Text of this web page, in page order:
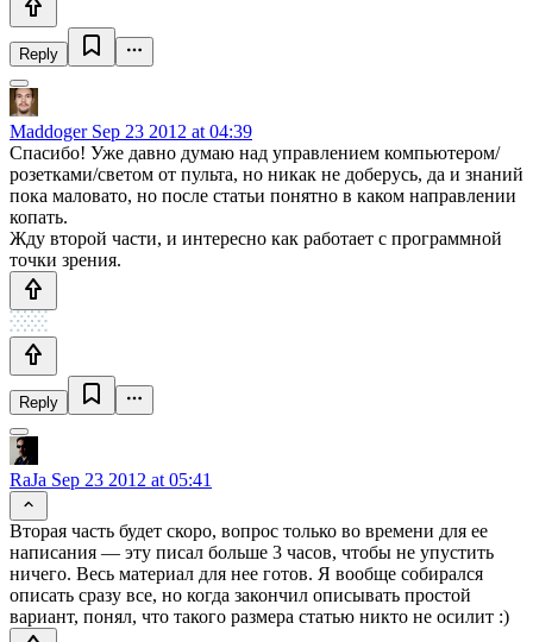
Reply
MaddogerSep 23 2012 at 04:39
Спасибо! Уже давно думаю над управлением компьютером/
розетками/светом от пульта, но никак не доберусь, да и знаний
пока маловато, но после статьи понятно в каком направлении
копать.
Жду второй части, и интересно как работает с программной
точки зрения.
Reply
RaJa Sep 23 2012 at 05:41
Вторая часть будет скоро, вопрос только во времени для ее
написания — эту писал больше 3 часов, чтобы не упустить
ничего. Весь материал для нее готов. Я вообще собирался
описать сразу все, но когда закончил описывать простой
вариант, понял, что такого размера статью никто не осилит :)